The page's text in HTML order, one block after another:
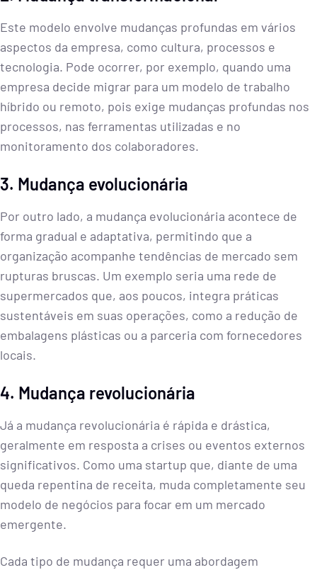
Este modelo envolve mudanças profundas em vários
aspectos da empresa, como cultura, processos e
tecnologia. Pode ocorrer, por exemplo, quando uma
empresa decide migrar para um modelo de trabalho
híbrido ou remoto, pois exige mudanças profundas nos
processos, nas ferramentas utilizadas e no
monitoramento dos colaboradores.
3. Mudança evolucionária
Por outro lado, a mudança evolucionária acontece de
forma gradual e adaptativa, permitindo que a
organização acompanhe tendências de mercado sem
rupturas bruscas. Um exemplo seria uma rede de
supermercados que, aos poucos, integra práticas
sustentáveis em suas operações, como a redução de
embalagens plásticas ou a parceria com fornecedores
locais.
4. Mudança revolucionária
Já a mudança revolucionária é rápida e drástica,
geralmente em resposta a crises ou eventos externos
significativos. Como uma startup que, diante de uma
queda repentina de receita, muda completamente seu
modelo de negócios para focar em um mercado
emergente.
Cada tipo de mudança requer uma abordagem